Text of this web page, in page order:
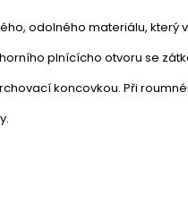
odolného materiálu, který
plnícícho otvoru se
koncovkou. Při